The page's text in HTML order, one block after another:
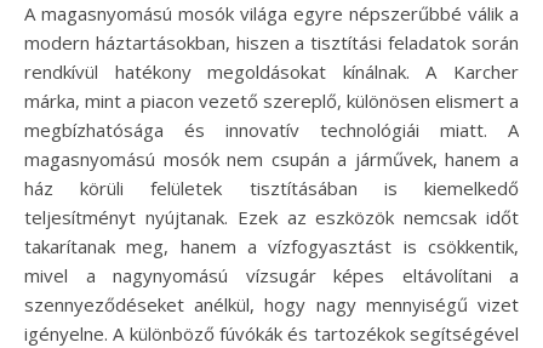
A magasnyomású mosók világa egyre népszerűbbé válik a
modern háztartásokban, hiszen a tisztítási feladatok során
rendkívül hatékony megoldásokat kínálnak. A Karcher
márka, mint a piacon vezető szereplő, különösen elismert a
megbízhatósága és innovatív technológiái miatt. A
magasnyomású mosók nem csupán a járművek, hanem a
ház körüli felületek tisztításában is kiemelkedő
teljesítményt nyújtanak. Ezek az eszközök nemcsak időt
takarítanak meg, hanem a vízfogyasztást is csökkentik,
mivel a nagynyomású vízsugár képes eltávolítani a
szennyeződéseket anélkül, hogy nagy mennyiségű vizet
igényelne. A különböző fúvókák és tartozékok segítségével